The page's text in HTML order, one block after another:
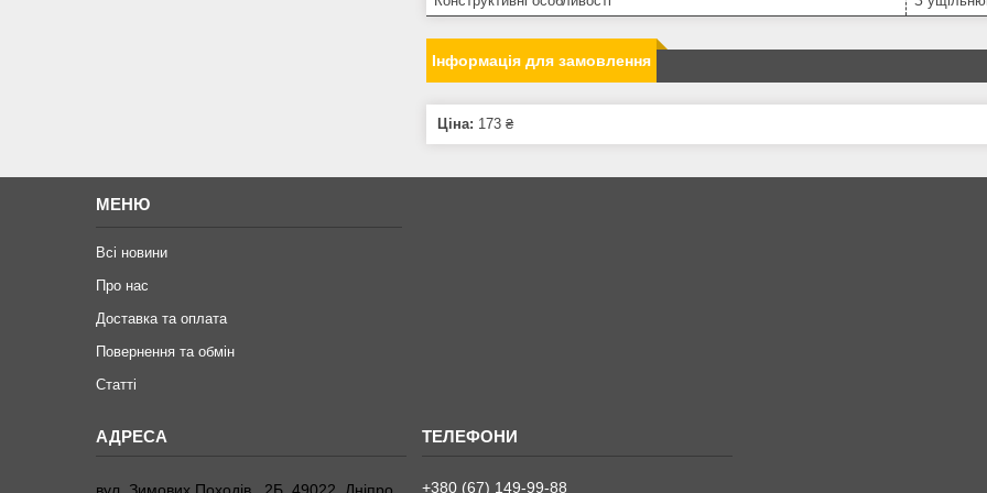
Інформація для замовлення
Ціна: 173 ₴
МЕНЮ
Всі новини
Про нас
Доставка та оплата
Повернення та обмiн
Статтi
вул. Зимових Походiв , 2Б, 49022, Дніпро, +380 (67) 149-99-88